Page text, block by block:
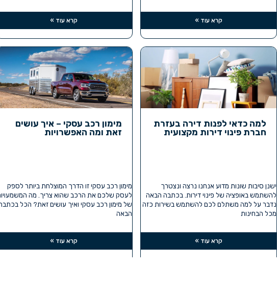
קרא עוד » קרא עוד »
למה כדאי לפנות דירה בעזרת
חברת פינוי דירות מקצועית
ישנן סיבות שונות מדוע אנחנו נרצה ונצטרך
להשתמש באופציה של פינוי דירות. בכתבה הבאה
נדבר על למה משתלם לכם להשתמש בשירות כזה
מכל הבחינות
קרא עוד »
מימון רכב עסקי – איך עושים
זאת ומה האפשרויות
מימון רכב עסקי זו הדרך המוצלחת ביותר לספק
לעסק שלכם את הרכב שהוא צריך. מה
של מימון רכב עסקי ואיך עושים זאת? הכל
הבאה
קרא עוד »